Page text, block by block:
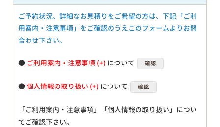
ご予約状況、詳細なお見積りをご希望の方は、下記「ご利
用案内・注意事項」をご確認のうえこのフォームよりお問
合わせ下さい。
● ご利用案内・注意事項 について 確認
●個人情報の取り扱い について 確認
「ご利用案内・注意事項」「個人情報の取り扱い」につい
てご確認下さい。